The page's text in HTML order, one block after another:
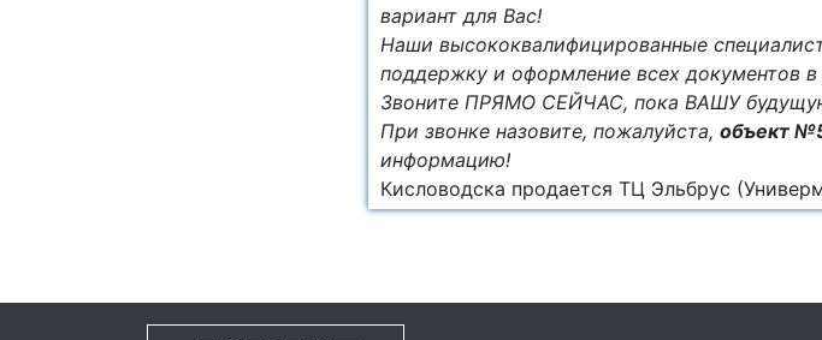
вариант для Вас!
Наши высококвалифицированные
поддержку и оформление всех документов
Звоните ПРЯМО СЕЙЧАС, пока ВАШУ
При звонке назовите, пожалуйста, объект
информацию!
Кисловодска продается ТЦ Эльбрус